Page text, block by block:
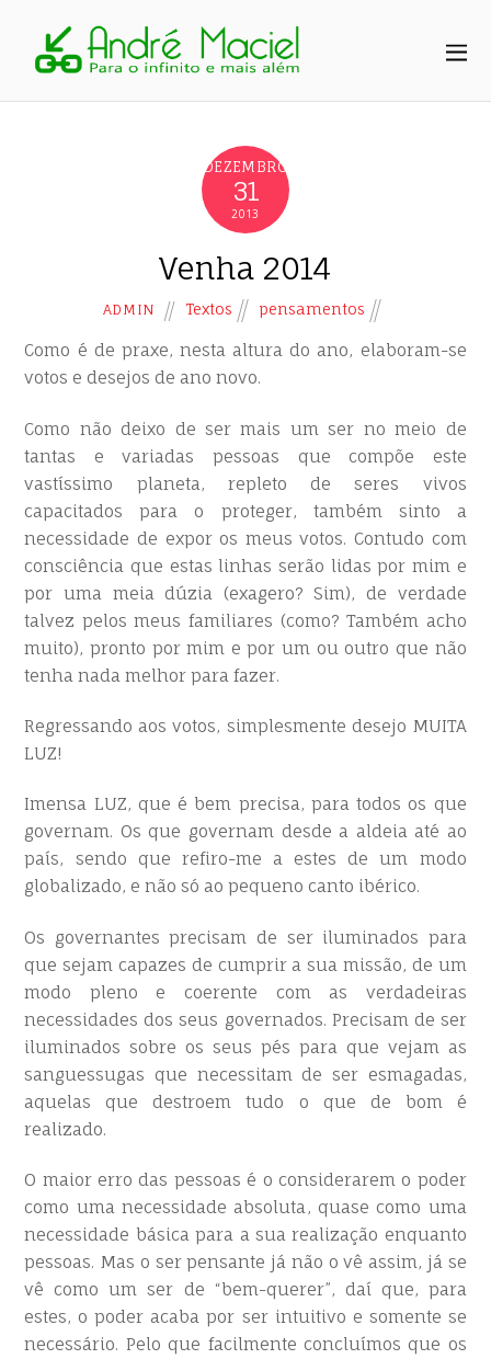
DEZEMBRO
31
2013
Venha 2014
ADMIN Textos pensamentos
Como é de praxe, nesta altura do ano, elaboram-se
votos e desejos de ano novo.
Como não deixo de ser mais um ser no meio de
tantas e variadas pessoas que compõe este
vastíssimo planeta, repleto de seres vivos
capacitados para o proteger, também sinto a
necessidade de expor os meus votos. Contudo com
consciência que estas linhas serão lidas por mim e
por uma meia dúzia (exagero? Sim), de verdade
talvez pelos meus familiares (como? Também acho
muito), pronto por mim e por um ou outro que não
tenha nada melhor para fazer.
Regressando aos votos, simplesmente desejo MUITA
LUZ!
Imensa LUZ, que é bem precisa, para todos os que
governam. Os que governam desde a aldeia até ao
país, sendo que refiro-me a estes de um modo
globalizado, e não só ao pequeno canto ibérico.
Os governantes precisam de ser iluminados para
que sejam capazes de cumprir a sua missão, de um
modo pleno e coerente com as verdadeiras
necessidades dos seus governados. Precisam de ser
iluminados sobre os seus pés para que vejam as
sanguessugas que necessitam de ser esmagadas,
aquelas que destroem tudo o que de bom é
realizado.
O maior erro das pessoas é o considerarem o poder
como uma necessidade absoluta, quase como uma
necessidade básica para a sua realização enquanto
pessoas. Mas o ser pensante já não o vê assim, já se
vê como um ser de “bem-querer”, daí que, para
estes, o poder acaba por ser intuitivo e somente se
necessário. Pelo que facilmente concluímos que os